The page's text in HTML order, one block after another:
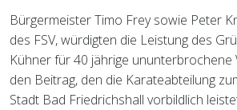
Bürgermeister Timo Frey sowie Peter
des FSV, würdigten die Leistung des
Kühner für 40 jährige ununterbrochene
den Beitrag, den die Karateabteilung
Stadt Bad Friedrichshall vorbildlich